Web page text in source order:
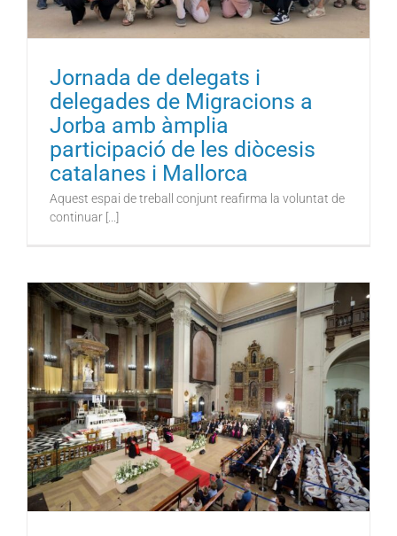
Jornada de delegats i
delegades de Migracions a
Jorba amb àmplia
participació de les diòcesis
catalanes i Mallorca
Aquest espai de treball conjunt reafirma la voluntat de
continuar [...]